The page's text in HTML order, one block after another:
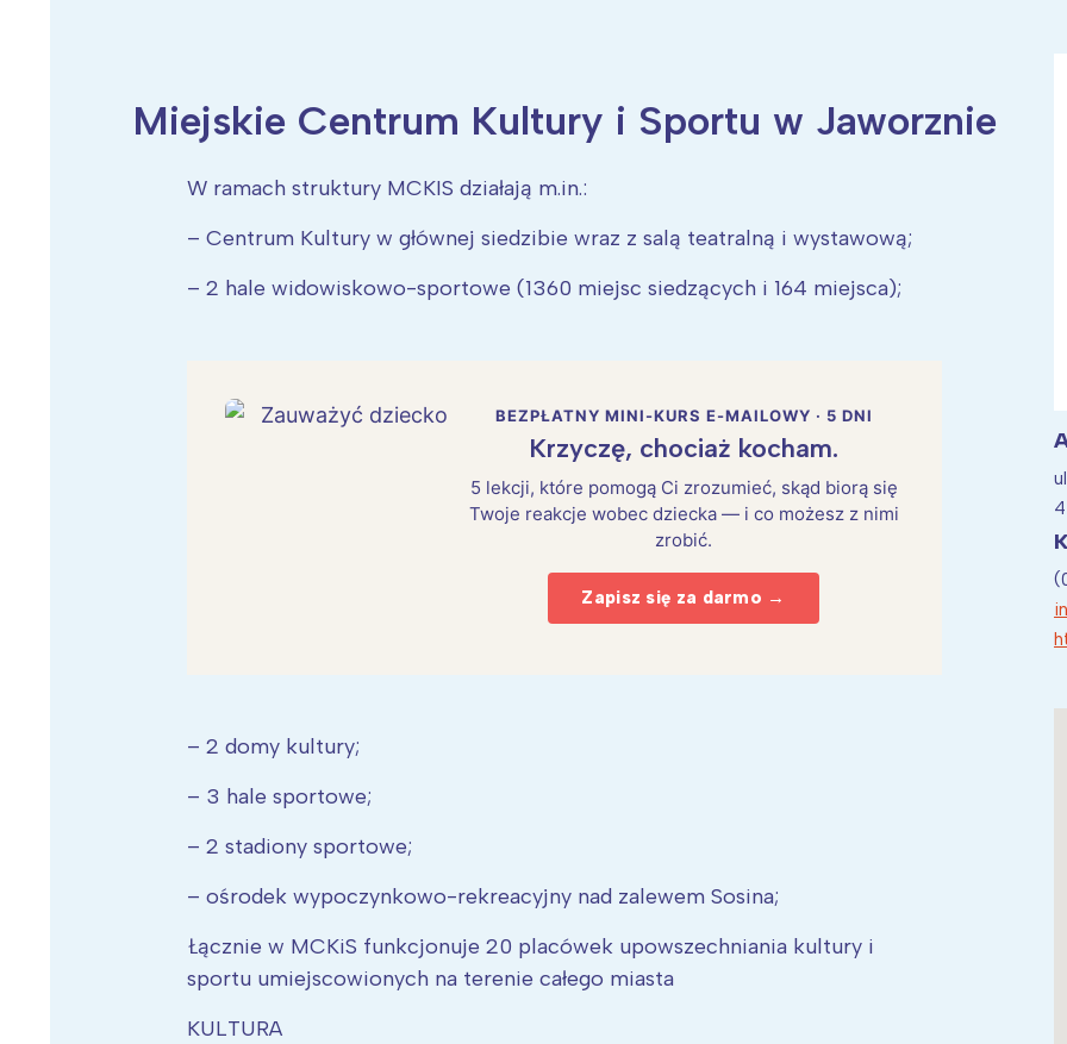
Wiosenny koncert ptaków na płocie Kwitnąca wiśnia i jej płatki Pszczoła i kwitnący ul
Miejskie Centrum Kultury i Sportu w Jaworznie
W ramach struktury MCKIS działają m.in.:
– Centrum Kultury w głównej siedzibie wraz z salą teatralną i wystawową;
– 2 hale widowiskowo-sportowe (1360 miejsc siedzących i 164 miejsca);
BEZPŁATNY MINI-KURS E-MAILOWY · 5 DNI
Krzyczę, chociaż kocham.
5 lekcji, które pomogą Ci zrozumieć, skąd biorą się
Twoje reakcje wobec dziecka — i co możesz z nimi
zrobić.
Zapisz się za darmo →
– 2 domy kultury;
– 3 hale sportowe;
– 2 stadiony sportowe;
– ośrodek wypoczynkowo-rekreacyjny nad zalewem Sosina;
Łącznie w MCKiS funkcjonuje 20 placówek upowszechniania kultury i
sportu umiejscowionych na terenie całego miasta
KULTURA